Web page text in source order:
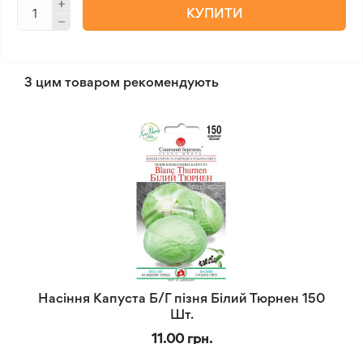
КУПИТИ
З цим товаром рекомендують
Насіння Капуста Б/Г пізня Білий Тюрнен 150
Шт.
11.00 грн.